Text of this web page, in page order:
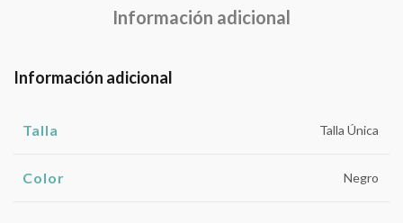
Información adicional
Información adicional
Talla Talla Única
Color Negro